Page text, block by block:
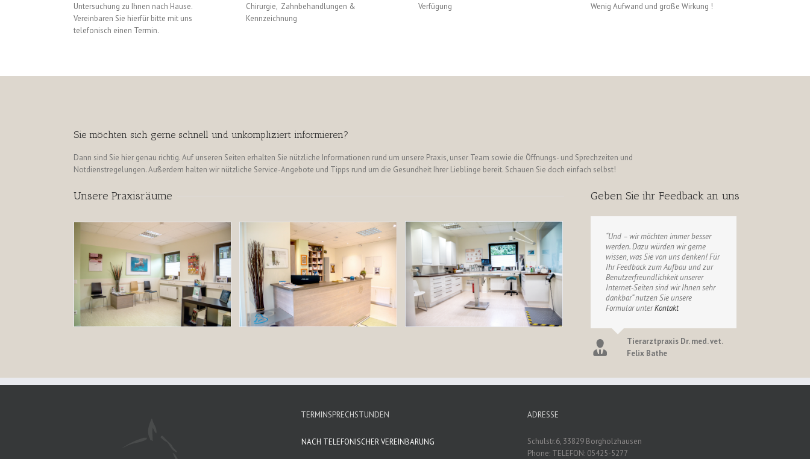
Untersuchung zu Ihnen nach Hause.
Vereinbaren Sie hierfür bitte mit uns
telefonisch einen Termin.
Chirurgie, Zahnbehandlungen &
Kennzeichnung
Verfügung
Wenig Aufwand und große Wirkung !
Sie möchten sich gerne schnell und unkompliziert informieren?
Dann sind Sie hier genau richtig. Auf unseren Seiten erhalten Sie nützliche Informationen rund um unsere Praxis, unser Team sowie die Öffnungs- und Sprechzeiten und
Notdienstregelungen. Außerdem halten wir nützliche Service-Angebote und Tipps rund um die Gesundheit Ihrer Lieblinge bereit. Schauen Sie doch einfach selbst!
Unsere Praxisräume Geben Sie ihr Feedback an uns
“Und – wir möchten immer besser
werden. Dazu würden wir gerne
wissen, was Sie von uns denken! Für
Ihr Feedback zum Aufbau und zur
Benutzerfreundlichkeit unserer
Internet-Seiten sind wir Ihnen sehr
dankbar“ nutzen Sie unsere
Formular unterKontakt
Tierarztpraxis Dr. med. vet.
Felix Bathe
TERMINSPRECHSTUNDEN
NACH TELEFONISCHER VEREINBARUNG
ADRESSE
Schulstr.6, 33829 Borgholzhausen
Phone: TELEFON: 05425-5277